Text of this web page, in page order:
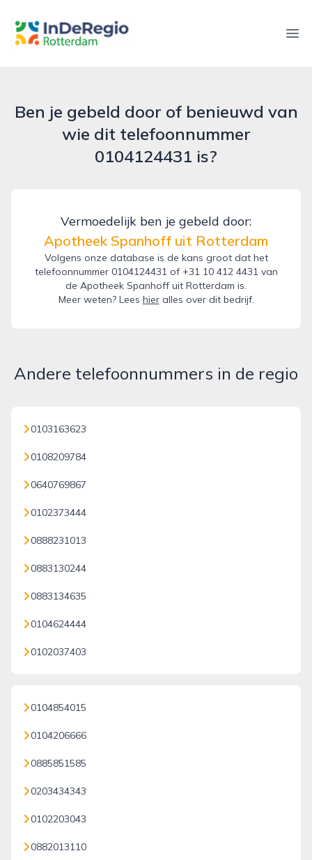
inderegiorotterdam.nl
Ben je gebeld door of benieuwd van
wie dit telefoonnummer
0104124431 is?
Vermoedelijk ben je gebeld door:
Apotheek Spanhoff uit Rotterdam
Volgens onze database is de kans groot dat het
telefoonnummer 0104124431 of +31 10 412 4431 van
de Apotheek Spanhoff uit Rotterdam is.
Meer weten? Lees hieralles over dit bedrijf.
Andere telefoonnummers in de regio
0103163623
0108209784
0640769867
0102373444
0888231013
0883130244
0883134635
0104624444
0102037403
0104854015
0104206666
0885851585
0203434343
0102203043
0882013110